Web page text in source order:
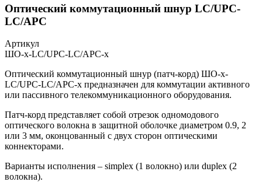
Оптический коммутационный шнур LC/UPC-
LC/APC
Артикул
ШО-х-LC/UPC-LC/APC-х
Оптический коммутационный шнур (патч-корд) ШО-х-
LC/UPC-LC/APC-х предназначен для коммутации активного
или пассивного телекоммуникационного оборудования.
Патч-корд представляет собой отрезок одномодового
оптического волокна в защитной оболочке диаметром 0.9, 2
или 3 мм, оконцованный с двух сторон оптическими
коннекторами.
Варианты исполнения – simplex (1 волокно) или duplex (2
волокна).